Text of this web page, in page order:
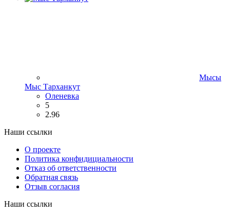
Мысы
Мыс Тарханкут
Оленевка
5
2.96
Наши ссылки
О проекте
Политика конфидициальности
Отказ об ответственности
Обратная связь
Отзыв согласия
Наши ссылки